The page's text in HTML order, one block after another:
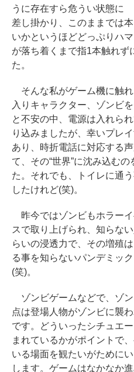
うに存在すら危うい状態に
差し掛かり、このままでは
いかというほどどっぷりハ
が落ち着くまで指1本触れず
た。
そんな私がゲーム機に触
入りキャラクター、ゾンビ
と不安の中、電源は入れら
り込みましたが、幸いプレ
あり、時折電話に対応する
て、その“世界”に沈み込む
た。それでも、トイレに通
したけれど(笑)。
昨今ではゾンビもホラー
スで取り上げられ、知らな
らいの浸透力で、その増殖
る事を知らないパンデミッ
(笑)。
ゾンビゲームなどで、ゾ
点は登場人物がゾンビに襲
です。どういったシチュエ
まれているかがポイントで
いる場面を観たいがために
します。ゲームはなかなか